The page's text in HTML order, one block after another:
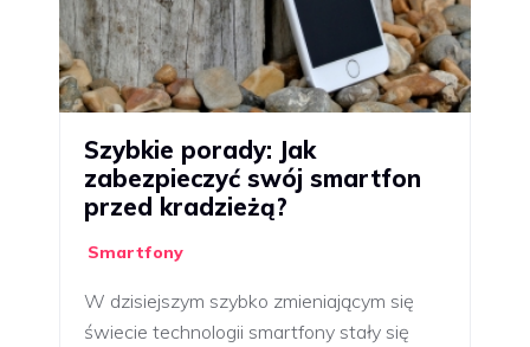
Szybkie porady: Jak
zabezpieczyć swój smartfon
przed kradzieżą?
Smartfony
W dzisiejszym szybko zmieniającym się
świecie technologii smartfony stały się